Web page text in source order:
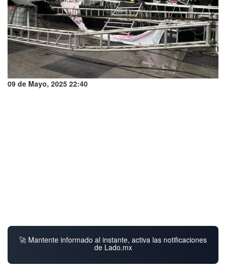
09 de Mayo, 2025 22:40
🚀 Mantente informado al instante, activa las notificaciones
de Lado.mx